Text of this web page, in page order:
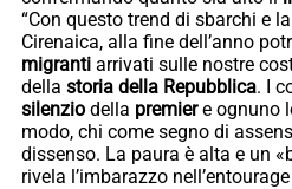
“Con questo trend di sbarchi e
Cirenaica, alla fine dell’anno
migranti arrivati sulle nostre
della storia della Repubblica. I
silenzio della premiere ognuno
modo, chi come segno di
dissenso. La paura è alta e un
rivela l’imbarazzo